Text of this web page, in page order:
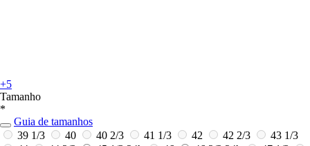
+5
Tamanho
*
Guia de tamanhos
39 1/3
40 40 2/3 41 1/3 42 42 2/3
43 1/3